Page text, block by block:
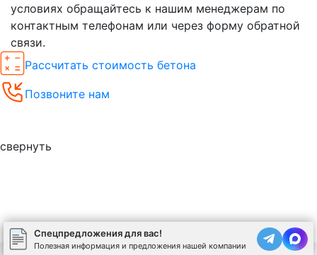
условиях обращайтесь к нашим менеджерам по
контактным телефонам или через форму обратной
связи.
Спецпредложения для вас!
Полезная информация и предложения нашей компании
Рассчитать стоимость бетона
Позвоните нам
свернуть
Используя сайт, вы соглашаетесь на обработку